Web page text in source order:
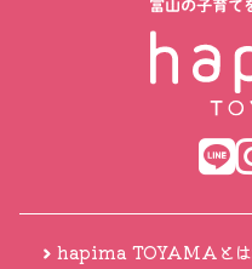
hapima TOYAMAとは